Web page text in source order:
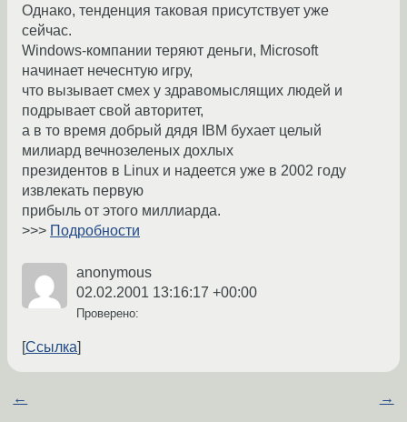
Однако, тенденция таковая присутствует уже
сейчас.
Windows-компании теряют деньги, Microsoft
начинает нечеcнтую игру,
что вызывает смех у здравомыслящих людей и
подрывает свой авторитет,
а в то время добрый дядя IBM бухает целый
милиард вечнозеленых дохлых
президентов в Linux и надеется уже в 2002 году
извлекать первую
прибыль от этого миллиарда.
>>> Подробности
anonymous
02.02.2001 13:16:17 +00:00
Проверено:
Ссылка
← →